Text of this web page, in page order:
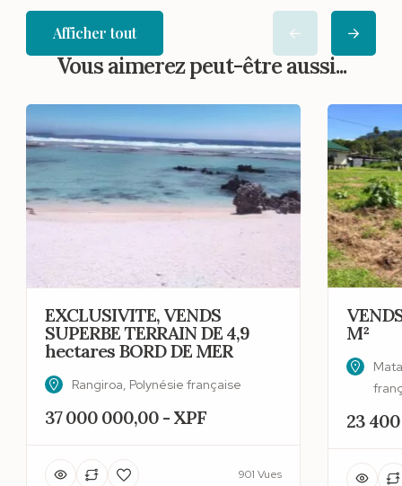
Afficher tout
Vous aimerez peut-être aussi...
EXCLUSIVITE, VENDS
SUPERBE TERRAIN DE 4,9
hectares BORD DE MER
Rangiroa, Polynésie française
37 000 000,00 - XPF
901 Vues
M²
23